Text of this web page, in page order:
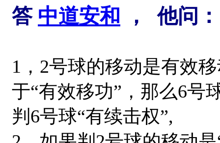
答 中道安和 ， 他问：
1，2号球的移动是有效
于“有效移功”，那么6号
判6号球“有续击权”,